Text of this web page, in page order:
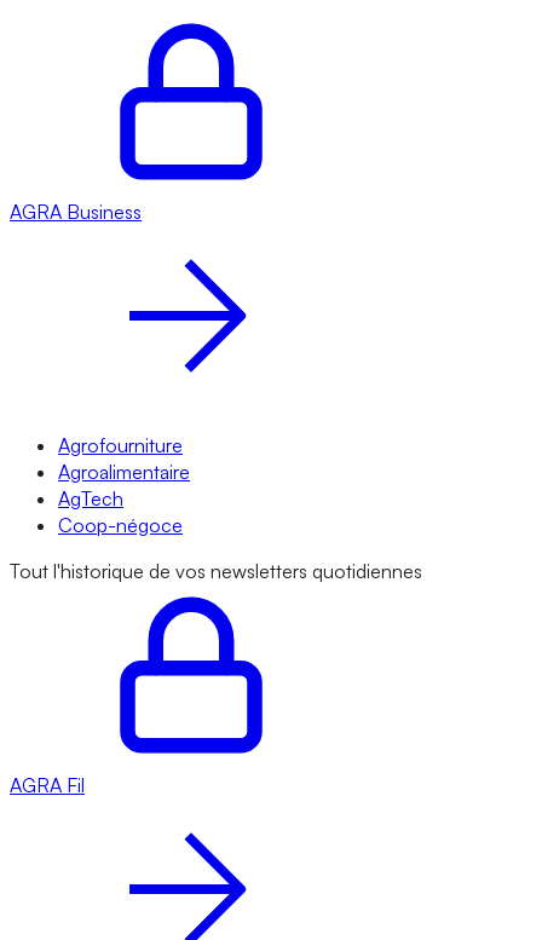
AGRA Business
Agrofourniture
Agroalimentaire
AgTech
Coop-négoce
Tout l'historique de vos newsletters quotidiennes
AGRA Fil